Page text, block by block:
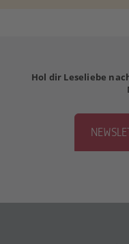
Hol dir Leseliebe